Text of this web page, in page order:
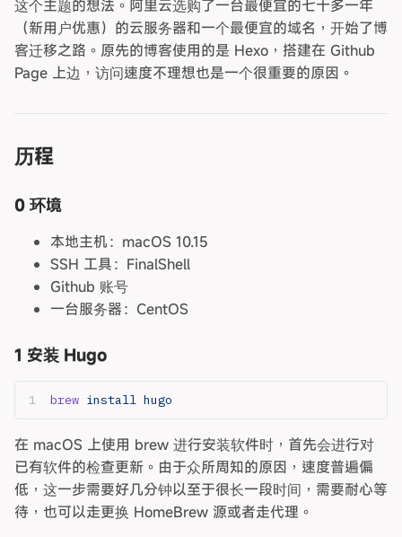
这个主题的想法。阿里云选购了一台最便宜的七十多一年
（新用户优惠）的云服务器和一个最便宜的域名，开始了博
客迁移之路。原先的博客使用的是 Hexo，搭建在 Github
Page 上边，访问速度不理想也是一个很重要的原因。
历程
0 环境
本地主机：macOS 10.15
SSH 工具：FinalShell
Github 账号
一台服务器：CentOS
1 安装 Hugo
brew install hugo
在 macOS 上使用 brew 进行安装软件时，首先会进行对
已有软件的检查更新。由于众所周知的原因，速度普遍偏
低，这一步需要好几分钟以至于很长一段时间，需要耐心等
待，也可以走更换 HomeBrew 源或者走代理。